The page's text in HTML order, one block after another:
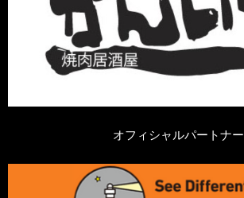
オフィシャルパートナー